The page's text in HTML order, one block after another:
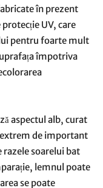
în prezent
UV, care
pentru foarte mult
împotriva
aspectul alb, curat
extrem de important
razele soarelui bat
lemnul poate
se poate